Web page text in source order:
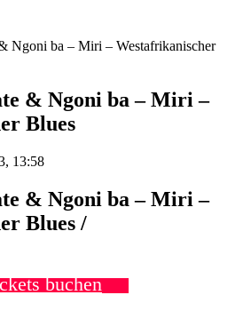
Ngoni ba – Miri – Westafrikanischer
& Ngoni ba – Miri –
Blues
13:58
& Ngoni ba – Miri –
Blues /
buchen